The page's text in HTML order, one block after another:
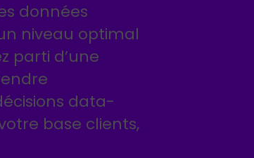
données
niveau optimal
parti d’une
data-
base clients,